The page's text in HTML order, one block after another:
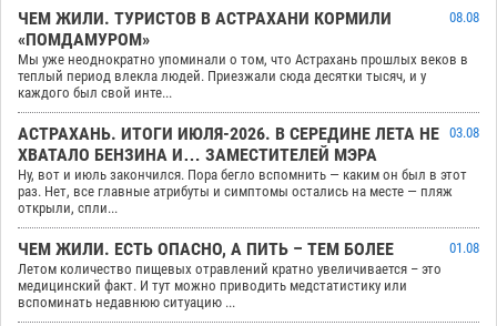
ЧЕМ ЖИЛИ. ТУРИСТОВ В АСТРАХАНИ КОРМИЛИ
«ПОМДАМУРОМ»
08.08
Мы уже неоднократно упоминали о том, что Астрахань прошлых веков в
теплый период влекла людей. Приезжали сюда десятки тысяч, и у
каждого был свой инте...
АСТРАХАНЬ. ИТОГИ ИЮЛЯ-2026. В СЕРЕДИНЕ ЛЕТА НЕ
ХВАТАЛО БЕНЗИНА И… ЗАМЕСТИТЕЛЕЙ МЭРА
03.08
Ну, вот и июль закончился. Пора бегло вспомнить — каким он был в этот
раз. Нет, все главные атрибуты и симптомы остались на месте — пляж
открыли, спли...
ЧЕМ ЖИЛИ. ЕСТЬ ОПАСНО, А ПИТЬ – ТЕМ БОЛЕЕ
01.08
Летом количество пищевых отравлений кратно увеличивается – это
медицинский факт. И тут можно приводить медстатистику или
вспоминать недавнюю ситуацию ...